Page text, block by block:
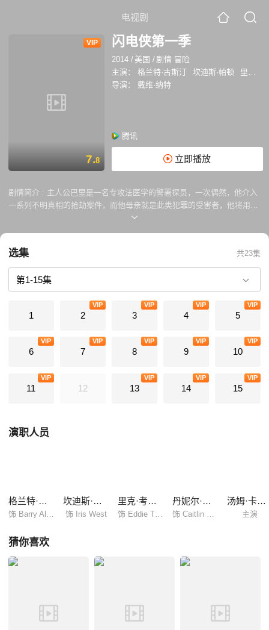
电视剧
VIP
7.8
闪电侠第一季
2014 / 美国 /剧情 冒险
主演：
格兰特·古斯汀 坎迪斯·帕顿
里克·考斯奈特
导演：
戴维·纳特
腾讯
立即播放
剧情简介 : 主人公巴里是一名专攻法医学的警署探员，一次偶然，他介入
一系列不明真相的抢劫案件，而他母亲就是此类犯罪的受害者，他将用超
选集 共23集
1 2
VIP
3
VIP
4
VIP
5
VIP
6
VIP
7
VIP
8
VIP
9
VIP
10
VIP
11
VIP
12 13
VIP
14
VIP
15
VIP
演职人员
格兰特·古斯汀
饰 Barry Allen
坎迪斯·帕顿
饰 Iris West
里克·考斯奈特
饰 Eddie Thawne
丹妮尔·帕娜贝克
饰 Caitlin Snow
汤姆·卡瓦纳夫
主演
猜你喜欢